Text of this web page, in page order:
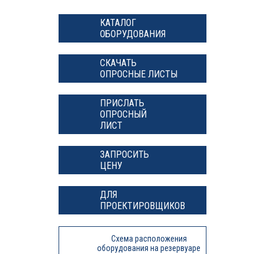
КАТАЛОГ
ОБОРУДОВАНИЯ
СКАЧАТЬ
ОПРОСНЫЕ ЛИСТЫ
ПРИСЛАТЬ
ОПРОСНЫЙ
ЛИСТ
ЗАПРОСИТЬ
ЦЕНУ
ДЛЯ
ПРОЕКТИРОВЩИКОВ
Схема расположения
оборудования на резервуаре